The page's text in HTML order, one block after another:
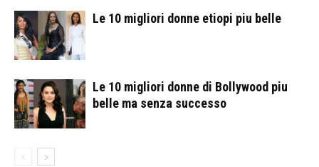
Le 10 migliori donne etiopi piu belle
Le 10 migliori donne di Bollywood piu
belle ma senza successo